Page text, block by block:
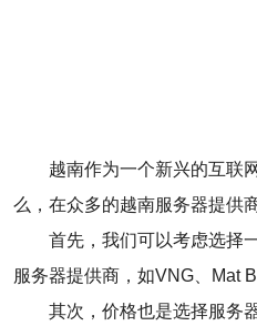
越南作为一个新兴的互联
么，在众多的越南服务器提供
首先，我们可以考虑选择
服务器提供商，如VNG、Mat
其次，价格也是选择服务